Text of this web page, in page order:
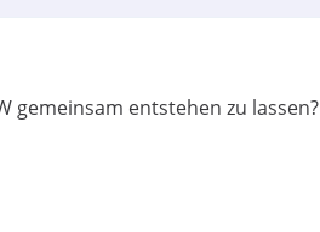
gemeinsam entstehen zu lassen?